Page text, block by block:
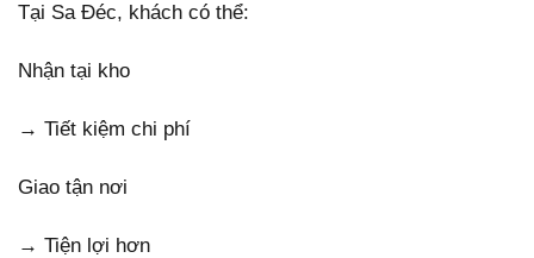
Tại Sa Đéc, khách có thể:
Nhận tại kho
→ Tiết kiệm chi phí
Giao tận nơi
→ Tiện lợi hơn